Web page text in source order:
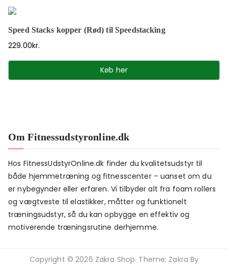
Speed Stacks kopper (Rød) til Speedstacking
229.00kr.
Køb her
Om Fitnessudstyronline.dk
Hos FitnessUdstyrOnline.dk finder du kvalitetsudstyr til
både hjemmetræning og fitnesscenter – uanset om du
er nybegynder eller erfaren. Vi tilbyder alt fra foam rollers
og vægtveste til elastikker, måtter og funktionelt
træningsudstyr, så du kan opbygge en effektiv og
motiverende træningsrutine derhjemme.
Copyright © 2026 Zakra Shop. Theme: Zakra By